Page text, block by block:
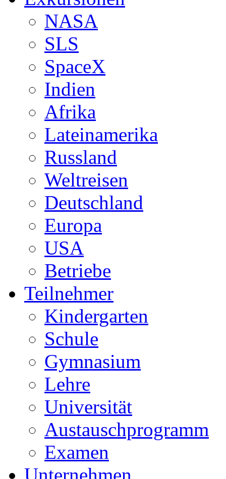
NASA
SLS
SpaceX
Indien
Afrika
Lateinamerika
Russland
Weltreisen
Deutschland
Europa
USA
Betriebe
Teilnehmer
Kindergarten
Schule
Gymnasium
Lehre
Universität
Austauschprogramm
Examen